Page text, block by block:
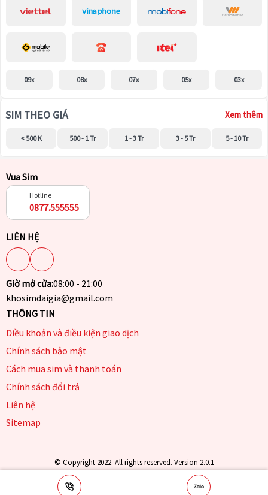
09x 08x 07x 05x 03x
SIM THEO GIÁ Xem thêm
< 500 K 500 - 1 Tr 1 - 3 Tr 3 - 5 Tr 5 - 10 Tr
Vua Sim
Hotline
0877.555555
LIÊN HỆ
Giờ mở cửa:08:00 - 21:00
khosimdaigia@gmail.com
THÔNG TIN
Điều khoản và điều kiện giao dịch
Chính sách bảo mật
Cách mua sim và thanh toán
Chính sách đổi trả
Liên hệ
Sitemap
© Copyright 2022. All rights reserved. Version 2.0.1